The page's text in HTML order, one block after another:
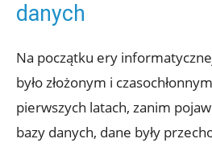
danych
Na początku ery
było złożonym i
pierwszych latach, ⁢zanim
bazy​ danych, dane były